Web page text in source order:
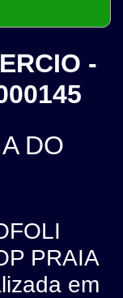
-
DO
PRAIA
em